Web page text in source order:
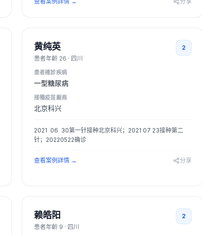
黄纯英
患者年齡 26 · 四川
2
患者確診疾病
一型糖尿病
接種疫苗廠商
北京科兴
2021  06  30第一针接种北京科兴；2021 07 23接种第二
针；20220522确诊
查看案例詳情→ 分享
赖皓阳
患者年齡 9 · 四川
2